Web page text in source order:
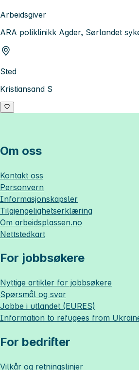
Arbeidsgiver
ARA poliklinikk Agder, Sørlandet
Sted
Kristiansand S
Om oss
Kontakt oss
Personvern
Informasjonskapsler
Tilgjengelighetserklæring
Om arbeidsplassen.no
Nettstedkart
For jobbsøkere
Nyttige artikler for jobbsøkere
Spørsmål og svar
Jobbe i utlandet (EURES)
Information to refugees from
For bedrifter
Vilkår og retningslinjer